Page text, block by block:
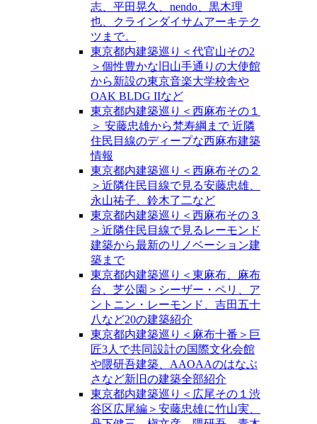
志、平田晃久、nendo、黒木理
也、クラインダイサムアーキテク
ツまで。
東京都内建築巡り＜代官山その2
＞個性豊かな旧山手通りの大使館
から新設の東京音楽大学校舎や
OAK BLDG IIなど
東京都内建築巡り＜西麻布その１
＞ 安藤忠雄から梵寿綱まで 近隣
住民目線のディープな西麻布建築
情報
東京都内建築巡り＜西麻布その２
＞近隣住民目線で見る安藤忠雄、
永山祐子、鈴木了二など
東京都内建築巡り＜西麻布その３
＞近隣住民目線で見るレーモンド
建築から最新のリノベーション建
築まで
東京都内建築巡り＜東麻布、麻布
台、芝公園＞シーザー・ペリ、ア
ントニン・レーモンド、吉田五十
八など20の建築紹介
東京都内建築巡り＜麻布十番＞巨
匠3人で共同設計の国際文化会館
や隈研吾建築、AAOAAのはなぶ
さなど新旧の建築全部紹介
東京都内建築巡り＜広尾その１渋
谷区広尾編＞安藤忠雄に竹山実、